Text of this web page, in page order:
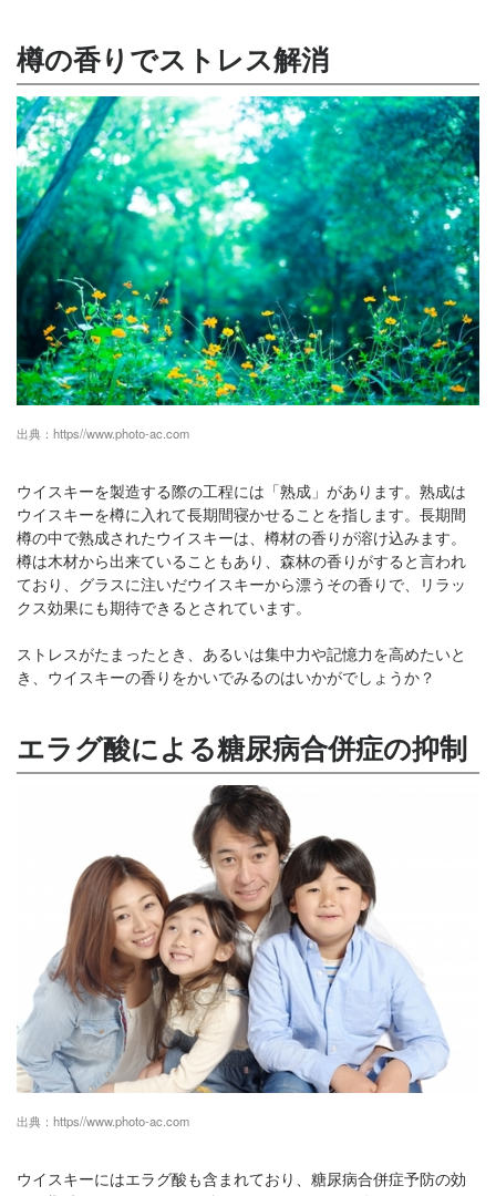
樽の香りでストレス解消
出典： https//www.photo-ac.com
ウイスキーを製造する際の工程には「熟成」があります。熟成は
ウイスキーを樽に入れて長期間寝かせることを指します。長期間
樽の中で熟成されたウイスキーは、樽材の香りが溶け込みます。
樽は木材から出来ていることもあり、森林の香りがすると言われ
ており、グラスに注いだウイスキーから漂うその香りで、リラッ
クス効果にも期待できるとされています。
ストレスがたまったとき、あるいは集中力や記憶力を高めたいと
き、ウイスキーの香りをかいでみるのはいかがでしょうか？
エラグ酸による糖尿病合併症の抑制
出典： https//www.photo-ac.com
ウイスキーにはエラグ酸も含まれており、糖尿病合併症予防の効